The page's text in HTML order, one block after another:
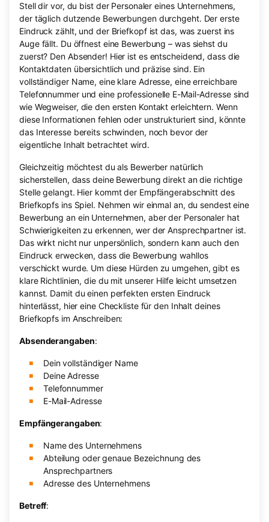
Stell dir vor, du bist der Personaler eines Unternehmens,
der täglich dutzende Bewerbungen durchgeht. Der erste
Eindruck zählt, und der Briefkopf ist das, was zuerst ins
Auge fällt. Du öffnest eine Bewerbung – was siehst du
zuerst? Den Absender! Hier ist es entscheidend, dass die
Kontaktdaten übersichtlich und präzise sind. Ein
vollständiger Name, eine klare Adresse, eine erreichbare
Telefonnummer und eine professionelle E-Mail-Adresse sind
wie Wegweiser, die den ersten Kontakt erleichtern. Wenn
diese Informationen fehlen oder unstrukturiert sind, könnte
das Interesse bereits schwinden, noch bevor der
eigentliche Inhalt betrachtet wird.
Gleichzeitig möchtest du als Bewerber natürlich
sicherstellen, dass deine Bewerbung direkt an die richtige
Stelle gelangt. Hier kommt der Empfängerabschnitt des
Briefkopfs ins Spiel. Nehmen wir einmal an, du sendest eine
Bewerbung an ein Unternehmen, aber der Personaler hat
Schwierigkeiten zu erkennen, wer der Ansprechpartner ist.
Das wirkt nicht nur unpersönlich, sondern kann auch den
Eindruck erwecken, dass die Bewerbung wahllos
verschickt wurde. Um diese Hürden zu umgehen, gibt es
klare Richtlinien, die du mit unserer Hilfe leicht umsetzen
kannst. Damit du einen perfekten ersten Eindruck
hinterlässt, hier eine Checkliste für den Inhalt deines
Briefkopfs im Anschreiben:
Absenderangaben:
Dein vollständiger Name
Deine Adresse
Telefonnummer
E-Mail-Adresse
Empfängerangaben:
Name des Unternehmens
Abteilung oder genaue Bezeichnung des
Ansprechpartners
Adresse des Unternehmens
Betreff: